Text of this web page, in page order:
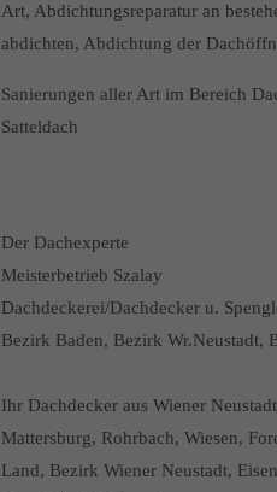
Art, Abdichtungsreparatur an
abdichten, Abdichtung der
Sanierungen aller Art im Bereich
Satteldach
Der Dachexperte
Meisterbetrieb Szalay
Dachdeckerei/Dachdecker u.
Bezirk Baden, Bezirk Wr.Neustadt,
Ihr Dachdecker aus Wiener
Mattersburg, Rohrbach, Wiesen,
Land, Bezirk Wiener Neustadt,